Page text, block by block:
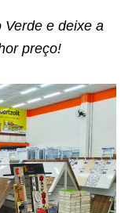
Verde e deixe a
preço!